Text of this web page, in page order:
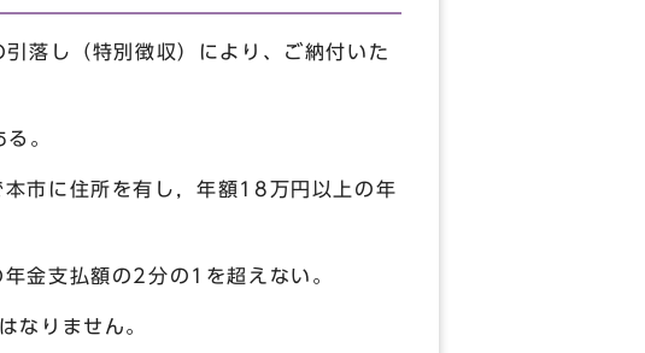
落し（特別徴収）により、ご納付いた
。
市に住所を有し，年額18万円以上の年
金支払額の2分の1を超えない。
なりません。